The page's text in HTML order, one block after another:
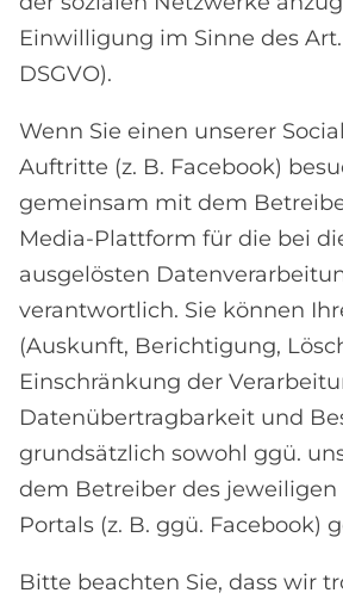
Einwilligung im Sinne des Art.
DSGVO).
Wenn Sie einen unserer
Auftritte (z. B. Facebook)
gemeinsam mit dem
Media-Plattform für die bei
ausgelösten
verantwortlich. Sie können
(Auskunft, Berichtigung,
Einschränkung der
Datenübertragbarkeit und
grundsätzlich sowohl ggü.
dem Betreiber des jeweiligen
Portals (z. B. ggü. Facebook)
Bitte beachten Sie, dass wir